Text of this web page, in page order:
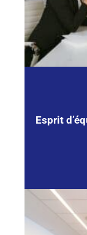
Esprit